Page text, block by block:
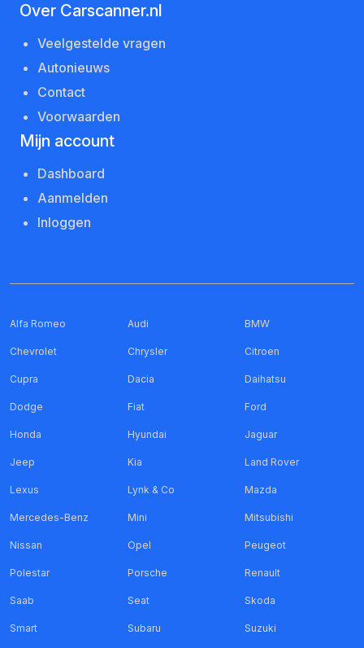
Over Carscanner.nl
Veelgestelde vragen
Autonieuws
Contact
Voorwaarden
Mijn account
Dashboard
Aanmelden
Inloggen
Alfa Romeo Audi BMW
Chevrolet Chrysler Citroen
Cupra Dacia Daihatsu
Dodge Fiat Ford
Honda Hyundai Jaguar
Jeep Kia Land Rover
Lexus Lynk & Co Mazda
Mercedes-Benz Mini Mitsubishi
Nissan Opel Peugeot
Polestar Porsche Renault
Saab Seat Skoda
Smart Subaru Suzuki